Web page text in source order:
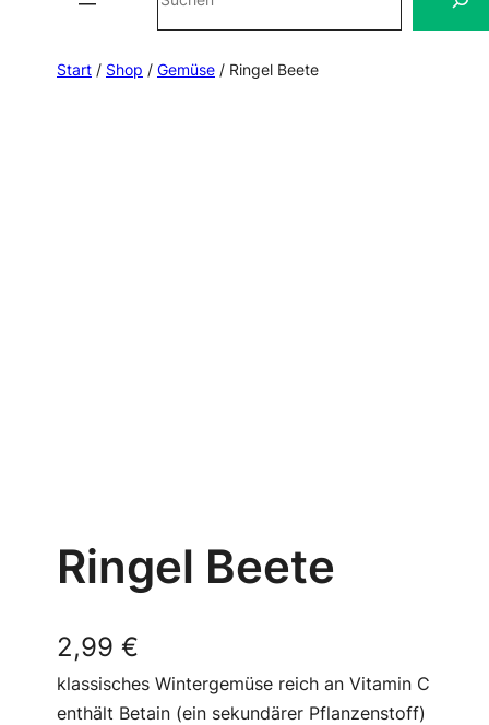
Start / Shop / Gemüse / Ringel Beete
Ringel Beete
2,99 €
klassisches Wintergemüse reich an Vitamin C
enthält Betain (ein sekundärer Pflanzenstoff)